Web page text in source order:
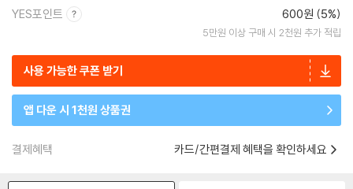
YES포인트 600원 (5%)
5만원 이상 구매 시 2천원 추가 적립
사용 가능한 쿠폰 받기
앱 다운 시 1천원 상품권
결제혜택 카드/간편결제 혜택을 확인하세요